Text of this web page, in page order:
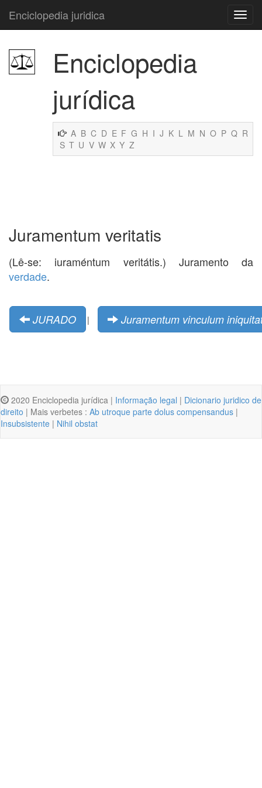
Enciclopedia juridica
Enciclopedia
jurídica
A B C D E F G H I J K L M N O P Q R
S T U V W X Y Z
Juramentum veritatis
(Lê-se: iuraméntum veritátis.) Juramento da
verdade.
JURADO | Juramentum vinculum
2020 Enciclopedia jurídica | Informação legal | Dicionario juridico de
direito | Mais verbetes : Ab utroque parte dolus compensandus |
Insubsistente | Nihil obstat